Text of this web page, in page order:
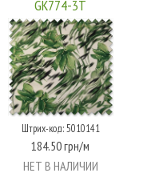
GK774-3T
Штрих-код: 5010141
184.50 грн/м
НЕТ В НАЛИЧИИ